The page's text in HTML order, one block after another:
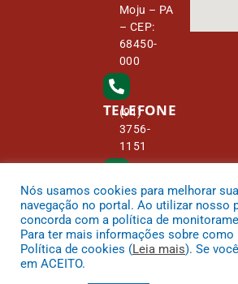
Moju – PA
– CEP:
68450-
000
TELEFONE
(91)
3756-
1151
E-MAIL
camara@
cmmoju.p
a.gov.br
Nós usamos cookies para melhorar
navegação no portal. Ao utilizar nosso
concorda com a política de
Para ter mais informações sobre
Política de cookies (Leia mais). Se
em ACEITO.